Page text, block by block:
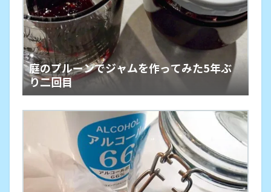
庭のプルーンでジャムを作ってみた5年ぶ
り二回目